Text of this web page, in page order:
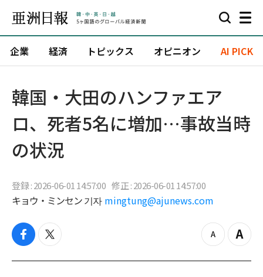
企業 経済 トピックス オピニオン AI PICK
韓国・大田のハンファエア
ロ、死者5名に増加…事故当時
の状況
登録 : 2026-06-01 14:57:00 修正 : 2026-06-01 14:57:00
キョウ・ミンセン 기자 mingtung@ajunews.com
f
c
t
i
z
o
Z
o